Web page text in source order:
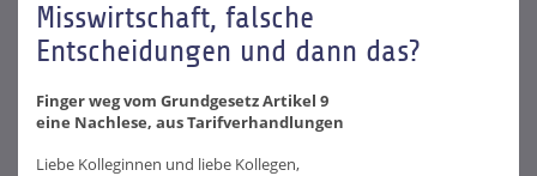
Misswirtschaft, falsche
Entscheidungen und dann das?
Finger weg vom Grundgesetz Artikel 9
eine Nachlese, aus Tarifverhandlungen
Liebe Kolleginnen und liebe Kollegen,